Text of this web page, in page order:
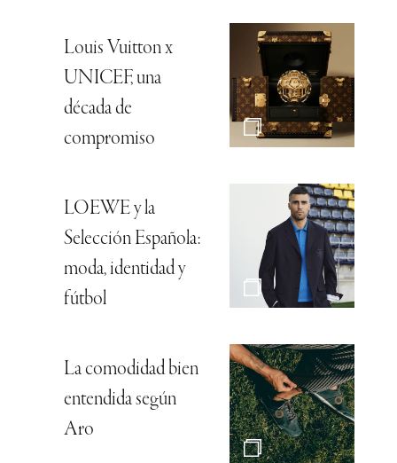
Louis Vuitton x
UNICEF, una
década de
compromiso
LOEWE y la
Selección Española:
moda, identidad y
fútbol
La comodidad bien
entendida según
Aro